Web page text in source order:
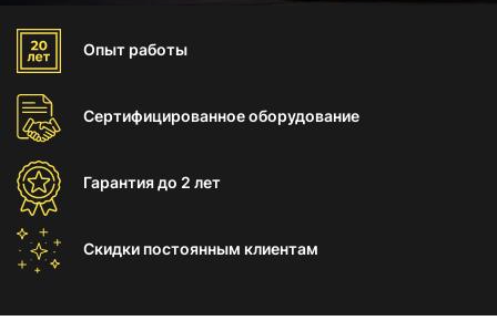
Опыт работы
Сертифицированноеоборудование
Гарантиядо 2 лет
Скидки постоянным клиентам